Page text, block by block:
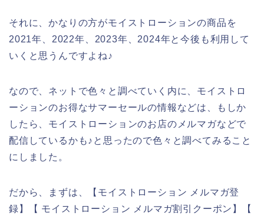
それに、かなりの方がモイストローションの商品を
2021年、2022年、2023年、2024年と今後も利用して
いくと思うんですよね♪
なので、ネットで色々と調べていく内に、モイストロ
ーションのお得なサマーセールの情報などは、もしか
したら、モイストローションのお店のメルマガなどで
配信しているかも♪と思ったので色々と調べてみること
にしました。
だから、まずは、【モイストローション メルマガ登
録】【 モイストローション メルマガ割引クーポン】【